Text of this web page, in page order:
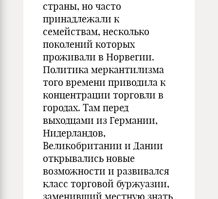
страны, но часто
принадлежали к
семействам, несколько
поколений которых
проживали в Норвегии.
Политика меркантилизма
того времени приводила к
концентрации торговли в
городах. Там перед
выходцами из Германии,
Нидерландов,
Великобритании и Дании
открывались новые
возможности и развивался
класс торговой буржуазии,
заменивший местную знать